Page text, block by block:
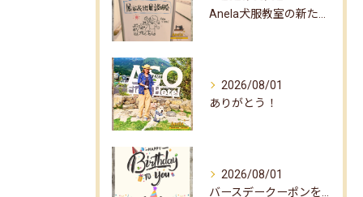
2026/08/01
ありがとう！
2026/08/01